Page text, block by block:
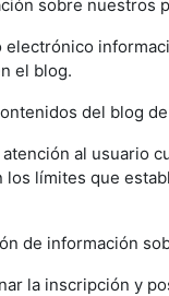
sobre nuestros
el blog.
del blog
al usuario
límites que
de información
la inscripción y